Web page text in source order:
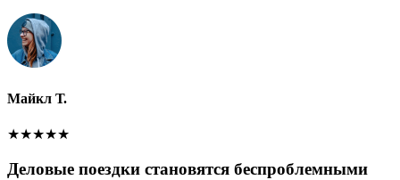
Майкл Т.
★★★★★
Деловые поездки становятся беспроблемными